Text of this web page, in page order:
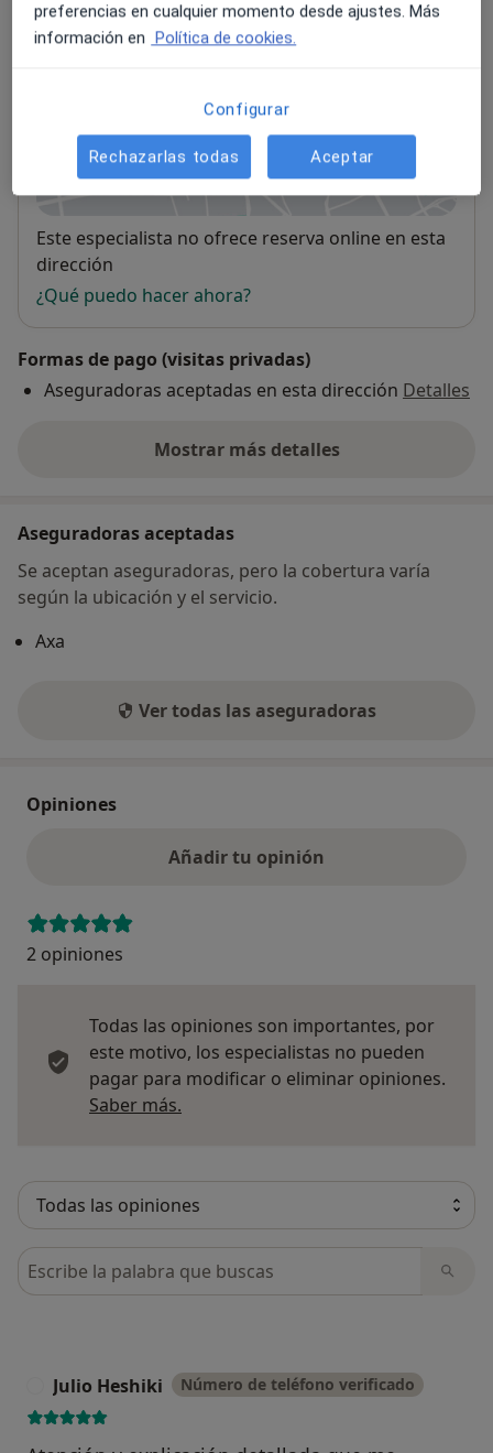
Consulta
Alicante03016
Ampliarse abre en una nueva
Disponibilidad
Este especialista no ofrece reserva online en esta
dirección
¿Qué puedo hacer ahora?
Formas de pago (visitas privadas)
Aseguradoras aceptadas en esta dirección Detalles
Mostrar más detalles
sobre la dirección
Aseguradoras aceptadas
Se aceptan aseguradoras, pero la cobertura varía
según la ubicación y el servicio.
Axa
Ver todas las aseguradoras
Opiniones
Añadir tu opinión
2 opiniones
Todas las opiniones son importantes, por
este motivo, los especialistas no pueden
pagar para modificar o eliminar opiniones.
Saber más.
Busca en opiniones
Julio Heshiki Número de teléfono verificado
preferencias en cualquier momento desde ajustes. Más
información en Política de cookies.
Configurar
Rechazarlas todas Aceptar